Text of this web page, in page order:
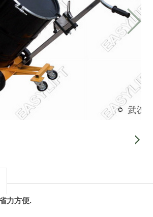
力方便.